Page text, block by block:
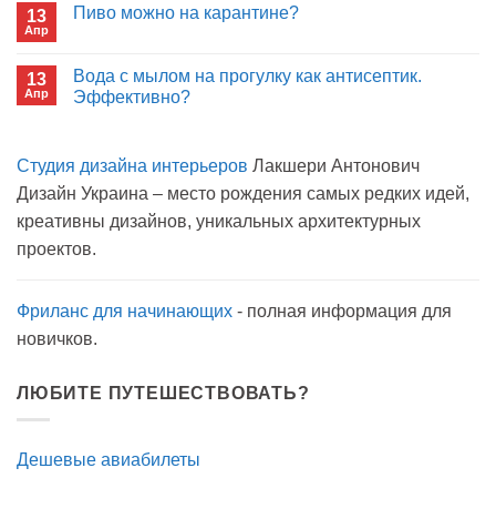
в
Сон
13
Апр
Пиво можно на карантине?
Пиво
можно
13
Апр
Вода с мылом на прогулку как антисептик.
Эффективно?
Вода
мылом
прогулку
антисептик.
Студия дизайна интерьеров Лакшери Антонович
Дизайн Украина – место рождения самых редких идей,
креативны дизайнов, уникальных архитектурных
проектов.
Фриланс для начинающих - полная информация для
новичков.
ЛЮБИТЕ ПУТЕШЕСТВОВАТЬ?
Дешевые авиабилеты